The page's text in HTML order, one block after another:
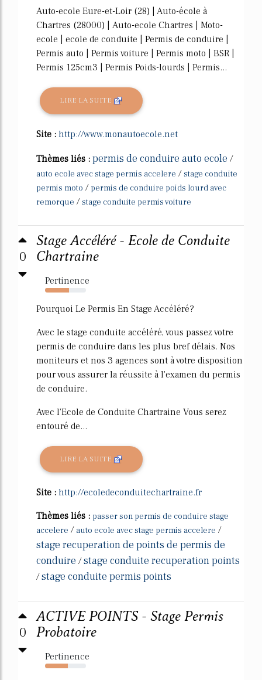
Auto-ecole Eure-et-Loir (28) | Auto-école à
Chartres (28000) | Auto-ecole Chartres | Moto-
ecole | ecole de conduite | Permis de conduire |
Permis auto | Permis voiture | Permis moto | BSR |
Permis 125cm3 | Permis Poids-lourds | Permis...
LIRE LA SUITE
Site : http://www.monautoecole.net
Thèmes liés : permis de conduire auto ecole /
auto ecole avec stage permis accelere /stage conduite
permis moto / permis de conduire poids lourd avec
remorque /stage conduite permis voiture
0
Stage Accéléré - Ecole de Conduite
Chartraine
Pertinence
58%
Pourquoi Le Permis En Stage Accéléré?
Avec le stage conduite accéléré, vous passez votre
permis de conduire dans les plus bref délais. Nos
moniteurs et nos 3 agences sont à votre disposition
pour vous assurer la réussite à l'examen du permis
de conduire.
Avec l'Ecole de Conduite Chartraine Vous serez
entouré de...
LIRE LA SUITE
Site : http://ecoledeconduitechartraine.fr
Thèmes liés : passer son permis de conduire stage
accelere / auto ecole avec stage permis accelere /
stage recuperation de points de permis de
conduire /stage conduite recuperation points
/stage conduite permis points
0
ACTIVE POINTS - Stage Permis
Probatoire
Pertinence
56%